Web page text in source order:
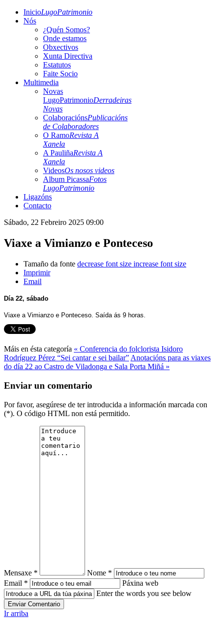
InicioLugoPatrimonio
Nós
¿Quén Somos?
Onde estamos
Obxectivos
Xunta Directiva
Estatutos
Faite Socio
Multimedia
Novas
LugoPatrimonioDerradeiras
Novas
ColaboraciónsPublicacións
de Colaboradores
O RamoRevista A
Xanela
A PauliñaRevista A
Xanela
VideosOs nosos videos
Album PicassaFotos
LugoPatrimonio
Ligazóns
Contacto
Sábado, 22 Febreiro 2025 09:00
Viaxe a Vimianzo e Ponteceso
Tamaño da fonte decrease font size increase font size
Imprimir
Email
Día 22, sábado
Viaxe a Vimianzo e Ponteceso. Saída ás 9 horas.
Máis en ésta categoría « Conferencia do folclorista Isidoro
Rodríguez Pérez “Sei cantar e sei bailar” Anotacións para as viaxes
do día 22 ao Castro de Viladonga e Sala Porta Miñá »
Enviar un comentario
Por favor, asegúrese de ter introducida a información marcada con
(*). O código HTML non está permitido.
Mensaxe *
Nome *
Email *
Páxina web
Enter the words you see below
Ir arriba